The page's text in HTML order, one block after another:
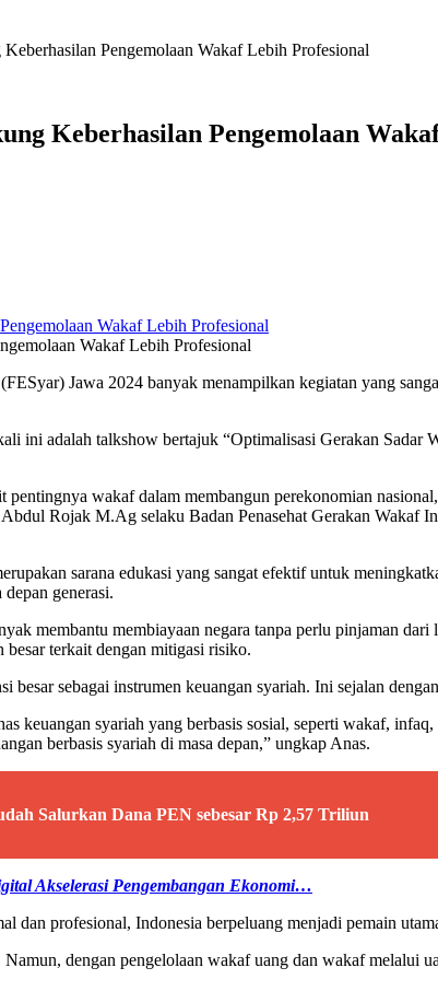
Pengemolaan Wakaf Lebih Profesional
Keberhasilan Pengemolaan
Wakaf Lebih Profesional
Jawa 2024 banyak menampilkan kegiatan yang
ini adalah talkshow bertajuk “Optimalisasi Gerakan Sadar
wakaf dalam membangun perekonomian
Rojak M.Ag selaku Badan Penasehat Gerakan
sarana edukasi yang sangat efektif untuk
generasi.
membantu membiayaan negara tanpa perlu pinjaman
besar terkait dengan mitigasi risiko.
sebagai instrumen keuangan syariah. Ini sejalan
keuangan syariah yang berbasis sosial, seperti wakaf,
berbasis syariah di masa depan,” ungkap Anas.
Salurkan Dana PEN sebesar Rp 2,57 Triliun
Akselerasi Pengembangan Ekonomi…
dan profesional, Indonesia berpeluang menjadi pemain
dengan pengelolaan wakaf uang dan wakaf melalui